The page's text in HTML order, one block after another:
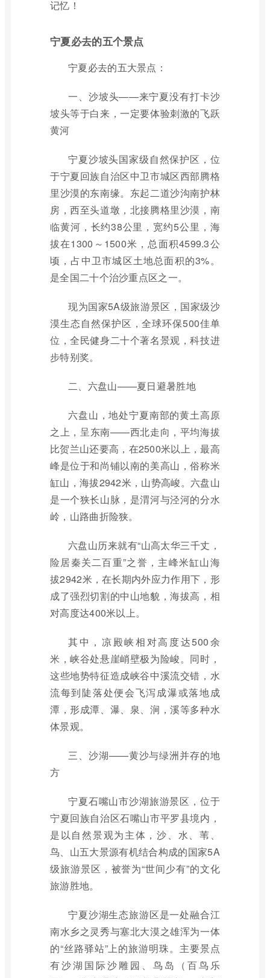
记忆！
宁夏必去的五个景点
宁夏必去的五大景点：
一、沙坡头——来宁夏没有打卡沙
坡头等于白来，一定要体验刺激的飞跃
黄河
宁夏沙坡头国家级自然保护区，位
于宁夏回族自治区中卫市城区西部腾格
里沙漠的东南缘。东起二道沙沟南护林
房，西至头道墩，北接腾格里沙漠，南
临黄河，长约38公里，宽约5公里，海
拔在1300～1500米，总面积4599.3公
顷，占中卫市城区土地总面积的3%。
是全国二十个治沙重点区之一。
现为国家5A级旅游景区，国家级沙
漠生态自然保护区，全球环保500佳单
位，全民健身二十个著名景观，科技进
步特别奖。
二、六盘山——夏日避暑胜地
六盘山，地处宁夏南部的黄土高原
之上，呈东南——西北走向，平均海拔
比贺兰山还要高，在2500米以上，最高
峰是位于和尚铺以南的美高山，俗称米
缸山，海拔2942米，山势高峻。六盘山
是一个狭长山脉，是渭河与泾河的分水
岭，山路曲折险狭。
六盘山历来就有“山高太华三千丈，
险居秦关二百重”之誉，主峰米缸山海
拔2942米，在长期内外应力作用下，形
成了强烈切割的中山地貌，海拔高，相
对高度达400米以上。
其中，凉殿峡相对高度达500余
米，峡谷处悬崖峭壁极为险峻。同时，
这些地势特征造成峡谷中溪流交错，水
流每到陡落处便会飞泻成瀑或落地成
潭，形成潭、瀑、泉、涧，溪等多种水
体景观。
三、沙湖——黄沙与绿洲并存的地
方
宁夏石嘴山市沙湖旅游景区，位于
宁夏回族自治区石嘴山市平罗县境内，
是以自然景观为主体，沙、水、苇、
鸟、山五大景源有机结合构成的国家5A
级旅游景区，被誉为“世间少有”的文化
旅游胜地。
宁夏沙湖生态旅游区是一处融合江
南水乡之灵秀与塞北大漠之雄浑为一体
的“丝路驿站”上的旅游明珠。主要景点
有沙湖国际沙雕园、鸟岛（百鸟乐